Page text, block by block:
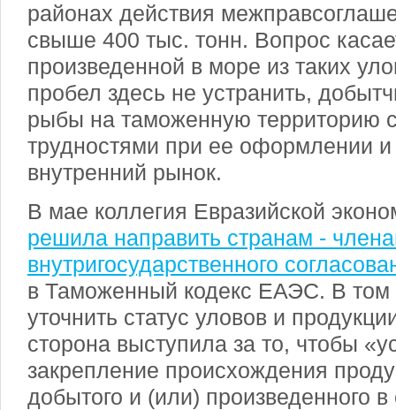
районах действия
свыше 400 тыс. тонн. Вопрос
произведенной в море из таких
пробел здесь не устранить,
рыбы на таможенную территорию
трудностями при ее оформлении и
внутренний рынок.
В мае коллегия Евразийской
решила направить странам -
внутригосударственного
в Таможенный кодекс ЕАЭС. В том
уточнить статус уловов и
сторона выступила за то, чтобы
закрепление происхождения
добытого и (или) произведенного